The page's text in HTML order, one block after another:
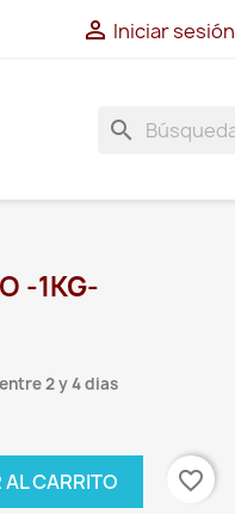
 Iniciar sesión
search
-1KG-
2 y 4 dias
CARRITO
favorite_border